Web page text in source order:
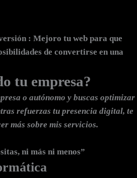
: Mejoro tu web para que
de convertirse en una
tu empresa?
o autónomo y buscas optimizar
refuerzas tu presencia digital, te
más sobre mis servicios.
ni más ni menos”